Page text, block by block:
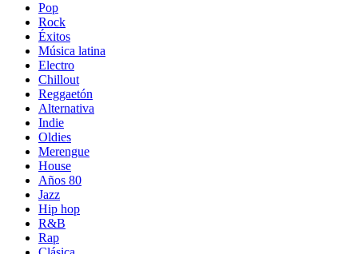
Pop
Rock
Éxitos
Música latina
Electro
Chillout
Reggaetón
Alternativa
Indie
Oldies
Merengue
House
Años 80
Jazz
Hip hop
R&B
Rap